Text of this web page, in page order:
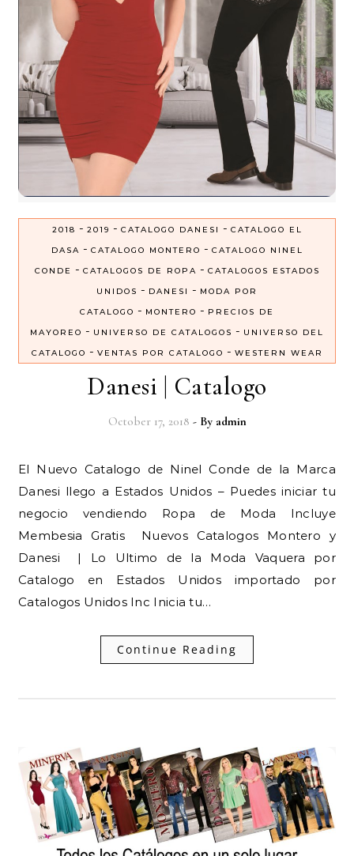
2018 - 2019 - CATALOGO DANESI - CATALOGO EL
DASA - CATALOGO MONTERO - CATALOGO NINEL
CONDE
- CATALOGOS DE ROPA - CATALOGOS ESTADOS
UNIDOS - DANESI - MODA POR
CATALOGO - MONTERO - PRECIOS DE
MAYOREO - UNIVERSO DE CATALOGOS - UNIVERSO DEL
CATALOGO - VENTAS POR CATALOGO - WESTERN WEAR
Danesi | Catalogo
October 17, 2018 - By admin
El Nuevo Catalogo de Ninel Conde de la Marca
Danesi llego a Estados Unidos – Puedes iniciar tu
negocio vendiendo Ropa de Moda Incluye
Membesia Gratis Nuevos Catalogos Montero y
Danesi | Lo Ultimo de la Moda Vaquera por
Catalogo en Estados Unidos importado por
Catalogos Unidos Inc Inicia tu…
Continue Reading